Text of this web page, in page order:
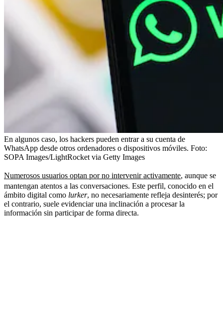
En algunos caso, los hackers pueden entrar a su cuenta de
WhatsApp desde otros ordenadores o dispositivos móviles. Foto:
SOPA Images/LightRocket via Getty Images
Numerosos usuarios optan por no intervenir activamente, aunque se
mantengan atentos a las conversaciones. Este perfil, conocido en el
ámbito digital como lurker, no necesariamente refleja desinterés; por
el contrario, suele evidenciar una inclinación a procesar la
información sin participar de forma directa.